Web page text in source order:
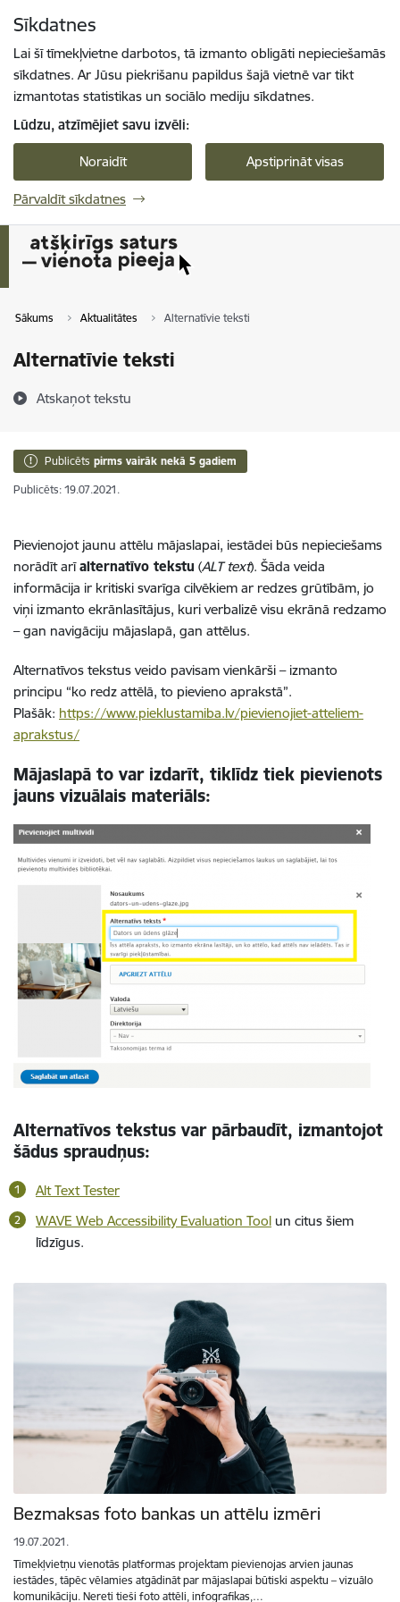
Sīkdatnes
Lai šī tīmekļvietne darbotos, tā izmanto obligāti nepieciešamās
sīkdatnes. Ar Jūsu piekrišanu papildus šajā vietnē var tikt
izmantotas statistikas un sociālo mediju sīkdatnes.
Lūdzu, atzīmējiet savu izvēli:
Noraidīt Apstiprināt visas
Pārvaldīt sīkdatnes
Sākums Aktualitātes Alternatīvie teksti
Alternatīvie teksti
Atskaņot tekstu
Publicēts pirms vairāk nekā 5 gadiem
Publicēts: 19.07.2021.
Pievienojot jaunu attēlu mājaslapai, iestādei būs nepieciešams
norādīt arīalternatīvo tekstu (ALT text). Šāda veida
informācija ir kritiski svarīga cilvēkiem ar redzes grūtībām, jo
viņi izmanto ekrānlasītājus, kuri verbalizē visu ekrānā redzamo
– gan navigāciju mājaslapā, gan attēlus.
Alternatīvos tekstus veido pavisam vienkārši – izmanto
principu “ko redz attēlā, to pievieno aprakstā”.
Plašāk: https://www.pieklustamiba.lv/pievienojiet-atteliem-
aprakstus/
Mājaslapā to var izdarīt, tiklīdz tiek pievienots
jauns vizuālais materiāls:
Alternatīvos tekstus var pārbaudīt, izmantojot
šādus spraudņus:
Alt Text Tester
WAVE Web Accessibility Evaluation Tool un citus šiem
līdzīgus.
Bezmaksas foto bankas un attēlu izmēri
19.07.2021.
Tīmekļvietņu vienotās platformas projektam pievienojas arvien jaunas
iestādes, tāpēc vēlamies atgādināt par mājaslapai būtiski aspektu – vizuālo
komunikāciju. Nereti tieši foto attēli, infografikas,…